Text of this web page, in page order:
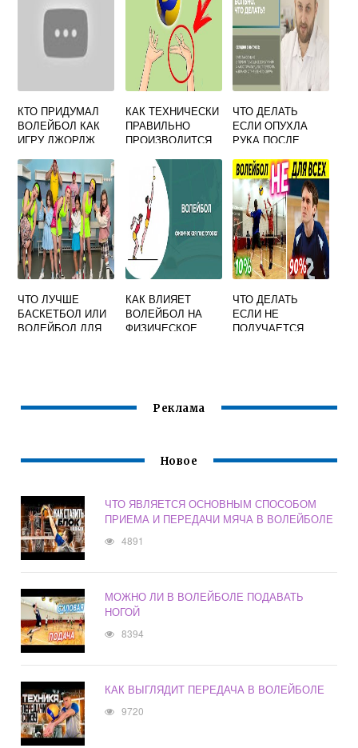
РАЗНОЕ
КОЛИЧЕСТВО
ОЧКОВ ГАНДБОЛ
ВОЛЕЙБОЛ
КТО ПРИДУМАЛ
ВОЛЕЙБОЛ КАК
ИГРУ ДЖОРДЖ
ФРЕЙЗЕР
УИЛЬЯМ МОРГАН
КАК ТЕХНИЧЕСКИ
ПРАВИЛЬНО
ПРОИЗВОДИТСЯ
ПОДАЧА МЯЧА В
ВОЛЕЙБОЛЕ
ЧТО ДЕЛАТЬ
ЕСЛИ ОПУХЛА
РУКА ПОСЛЕ
ЧТО ЛУЧШЕ
БАСКЕТБОЛ ИЛИ
ВОЛЕЙБОЛ ДЛЯ
КАК ВЛИЯЕТ
ВОЛЕЙБОЛ НА
ФИЗИЧЕСКОЕ
ЧТО ДЕЛАТЬ
ЕСЛИ НЕ
ПОЛУЧАЕТСЯ
Реклама
Новое
ЧТО ЯВЛЯЕТСЯ ОСНОВНЫМ СПОСОБОМ
ПРИЕМА И ПЕРЕДАЧИ МЯЧА В ВОЛЕЙБОЛЕ
4891
МОЖНО ЛИ В ВОЛЕЙБОЛЕ ПОДАВАТЬ
НОГОЙ
8394
КАК ВЫГЛЯДИТ ПЕРЕДАЧА В ВОЛЕЙБОЛЕ
9720